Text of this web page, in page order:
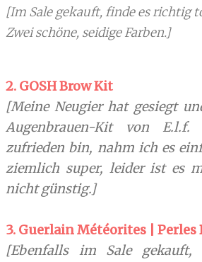
[Im Sale gekauft, finde es richtig
Zwei schöne, seidige Farben.]
2. GOSH Brow Kit
[Meine Neugier hat gesiegt
Augenbrauen-Kit von
zufrieden bin, nahm ich es
ziemlich super, leider ist es
nicht günstig.]
3. Guerlain Météorites
| Perles
[Ebenfalls im Sale